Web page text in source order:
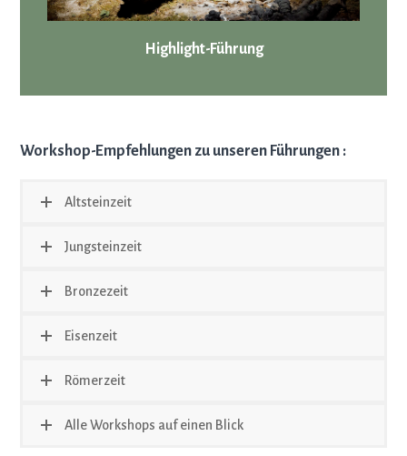
Highlight-Führung
Workshop-Empfehlungen zu unseren Führungen :
Altsteinzeit
Jungsteinzeit
Bronzezeit
Eisenzeit
Römerzeit
Alle Workshops auf einen Blick